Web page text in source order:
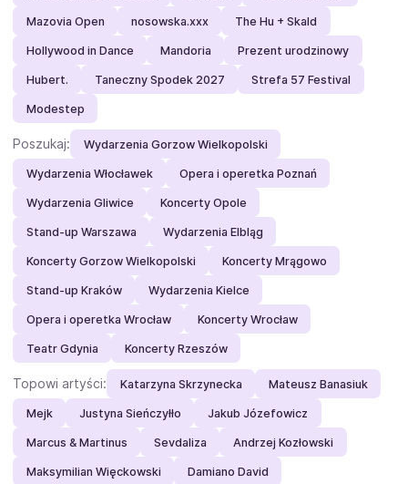
Mazovia Open nosowska.xxx The Hu + Skald
Hollywood in Dance Mandoria Prezent urodzinowy
Hubert. Taneczny Spodek 2027 Strefa 57 Festival
Modestep
Poszukaj: Wydarzenia Gorzow Wielkopolski
Wydarzenia Włocławek Opera i operetka Poznań
Wydarzenia Gliwice Koncerty Opole
Stand-up Warszawa Wydarzenia Elbląg
Koncerty Gorzow Wielkopolski Koncerty Mrągowo
Stand-up Kraków Wydarzenia Kielce
Opera i operetka Wrocław Koncerty Wrocław
Teatr Gdynia Koncerty Rzeszów
Topowi artyści: Katarzyna Skrzynecka Mateusz Banasiuk
Mejk Justyna Sieńczyłło Jakub Józefowicz
Marcus & Martinus Sevdaliza Andrzej Kozłowski
Maksymilian Więckowski Damiano David